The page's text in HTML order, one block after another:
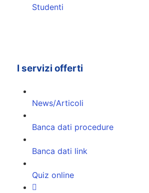
Studenti
I servizi offerti
News/Articoli
Banca dati procedure
Banca dati link
Quiz online